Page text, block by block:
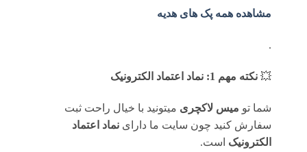
مشاهده همه پک های هدیه
.
💥 نکته مهم 1: نماد اعتماد الکترونیک
شما تو میس لاکچری میتونید با خیال راحت ثبت
سفارش کنید چون سایت ما دارای نماد اعتماد
الکترونیک است.